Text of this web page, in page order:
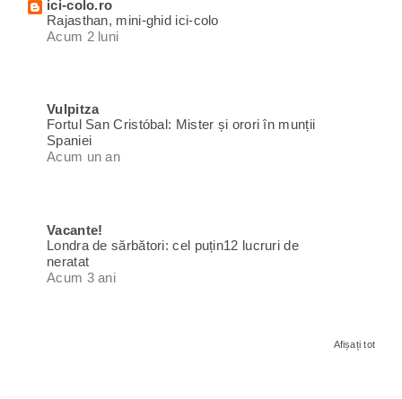
ici-colo.ro
Rajasthan, mini-ghid ici-colo
Acum 2 luni
Vulpitza
Fortul San Cristóbal: Mister și orori în munții
Spaniei
Acum un an
Vacante!
Londra de sărbători: cel puțin12 lucruri de
neratat
Acum 3 ani
Afișați tot